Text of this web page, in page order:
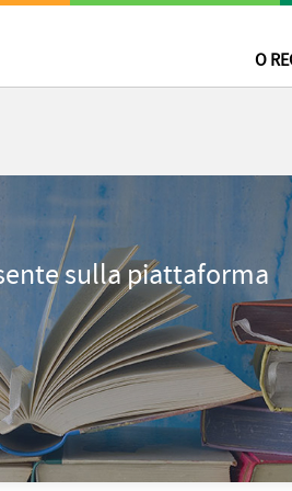
O
sulla piattaforma